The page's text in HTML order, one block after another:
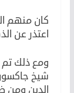
كان منهم
اعتذر عن
ومع ذلك
شيخ
الدين ومن